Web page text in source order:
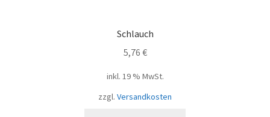
Schlauch
5,76 €
inkl. 19 % MwSt.
zzgl. Versandkosten